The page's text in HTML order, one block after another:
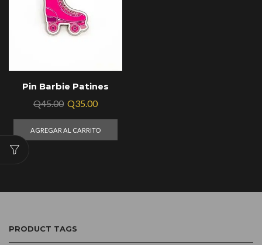
Pin Barbie Patines
Q45.00 Q35.00
AGREGAR AL CARRITO
PRODUCT TAGS